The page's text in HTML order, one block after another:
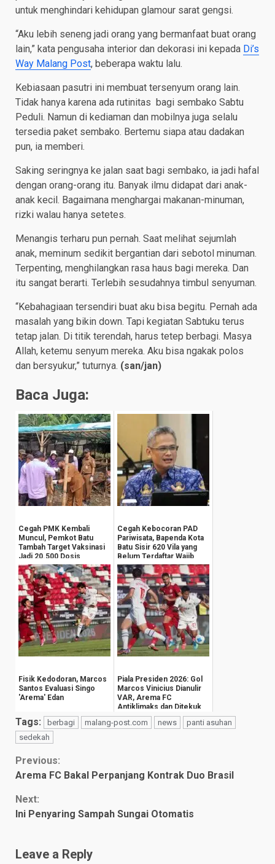
untuk menghindari kehidupan glamour sarat gengsi.
“Aku lebih seneng jadi orang yang bermanfaat buat orang
lain,” kata pengusaha interior dan dekorasi ini kepada Di’s
Way Malang Post, beberapa waktu lalu.
Kebiasaan pasutri ini membuat tersenyum orang lain.
Tidak hanya karena ada rutinitas bagi sembako Sabtu
Peduli. Namun di kediaman dan mobilnya juga selalu
tersedia paket sembako. Bertemu siapa atau dadakan
pun, ia memberi.
Saking seringnya ke jalan saat bagi sembako, ia jadi hafal
dengan orang-orang itu. Banyak ilmu didapat dari anak-
anak kecil. Bagaimana menghargai makanan-minuman,
rizki walau hanya setetes.
Menangis terharu pun pernah. Saat melihat sejumlah
anak, meminum sedikit bergantian dari sebotol minuman.
Terpenting, menghilangkan rasa haus bagi mereka. Dan
itu sangat berarti. Terlebih sesudahnya timbul senyuman.
“Kebahagiaan tersendiri buat aku bisa begitu. Pernah ada
masalah yang bikin down. Tapi kegiatan Sabtuku terus
tetap jalan. Di titik terendah, harus tetep berbagi. Masya
Allah, ketemu senyum mereka. Aku bisa ngakak polos
dan bersyukur,” tuturnya. (san/jan)
Baca Juga:
Cegah PMK Kembali
Muncul, Pemkot Batu
Tambah Target Vaksinasi
Jadi 20.500 Dosis
Cegah Kebocoran PAD
Pariwisata, Bapenda Kota
Batu Sisir 620 Vila yang
Belum Terdaftar Wajib
Pajak
Fisik Kedodoran, Marcos
Santos Evaluasi Singo
'Arema' Edan
Piala Presiden 2026: Gol
Marcos Vinicius Dianulir
VAR, Arema FC
Antiklimaks dan Ditekuk
Persija 1-3
Tags: berbagi malang-post.com news
panti asuhan
sedekah
Continue
Previous:
Arema FC Bakal Perpanjang Kontrak Duo Brasil
Next:
Ini Penyaring Sampah Sungai Otomatis
Leave a Reply